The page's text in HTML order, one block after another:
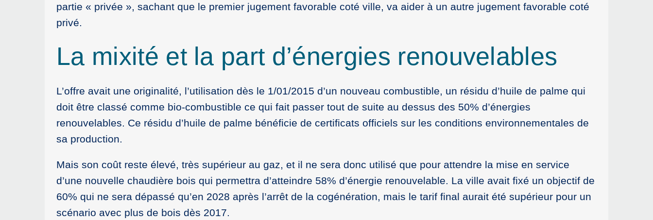
partie « privée », sachant que le premier jugement favorable coté ville, va aider à un autre jugement favorable coté
privé.
La mixité et la part d’énergies renouvelables
L’offre avait une originalité, l’utilisation dès le 1/01/2015 d’un nouveau combustible, un résidu d’huile de palme qui
doit être classé comme bio-combustible ce qui fait passer tout de suite au dessus des 50% d’énergies
renouvelables. Ce résidu d’huile de palme bénéficie de certificats officiels sur les conditions environnementales de
sa production.
Mais son coût reste élevé, très supérieur au gaz, et il ne sera donc utilisé que pour attendre la mise en service
d’une nouvelle chaudière bois qui permettra d’atteindre 58% d’énergie renouvelable. La ville avait fixé un objectif de
60% qui ne sera dépassé qu’en 2028 après l’arrêt de la cogénération, mais le tarif final aurait été supérieur pour un
scénario avec plus de bois dès 2017.